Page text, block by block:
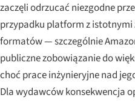
zaczęli odrzucać niezgodne
przypadku platform z istotnymi
formatów — szczególnie
publiczne zobowiązanie do
choć prace inżynieryjne nad
Dla wydawców konsekwencja